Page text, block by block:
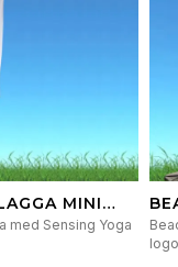
MINI
med Sensing Yoga
&